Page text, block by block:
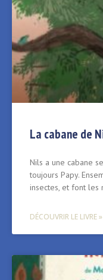
La cabane de
Nils a une cabane
toujours Papy.
insectes, et font les
DÉCOUVRIR LE LIVRE »